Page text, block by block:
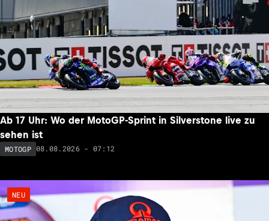
Ab 17 Uhr: Wo der MotoGP-Sprint in Silverstone live zu
sehen ist
MOTOGP 08.08.2026 - 07:12
NEU